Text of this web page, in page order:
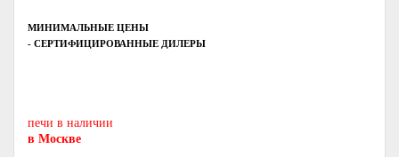
МИНИМАЛЬНЫЕ ЦЕНЫ
- СЕРТИФИЦИРОВАННЫЕ ДИЛЕРЫ
печи в наличии
в Москве